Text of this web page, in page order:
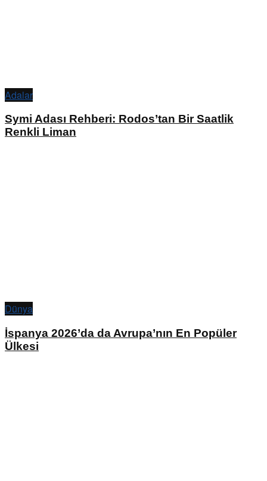
Adalar
Symi Adası Rehberi: Rodos’tan Bir Saatlik
Renkli Liman
Dünya
İspanya 2026’da da Avrupa’nın En Popüler
Ülkesi